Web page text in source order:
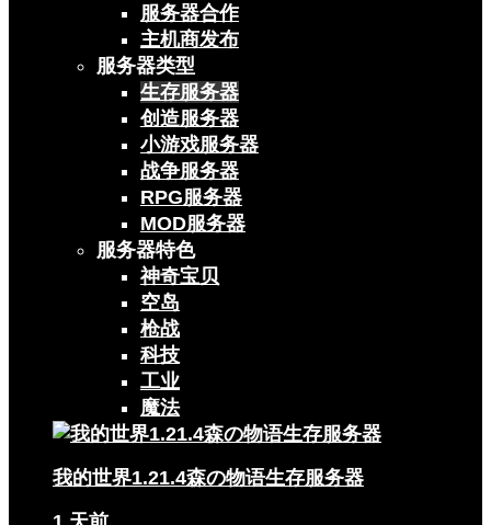
服务器合作
主机商发布
服务器类型
生存服务器
创造服务器
小游戏服务器
战争服务器
RPG服务器
MOD服务器
服务器特色
神奇宝贝
空岛
枪战
科技
工业
魔法
我的世界1.21.4森の物语生存服务器